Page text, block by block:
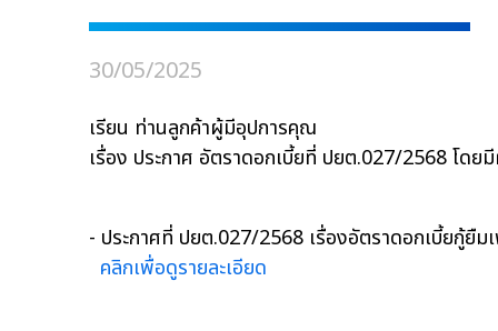
30/05/2025
เรียน ท่านลูกค้าผู้มีอุปการคุณ
เรื่อง ประกาศ อัตราดอกเบี้ยที่ ปยต.027/2568 โด
- ประกาศที่ ปยต.027/2568 เรื่องอัตราดอกเบี้ยกู้
คลิกเพื่อดูรายละเอียด